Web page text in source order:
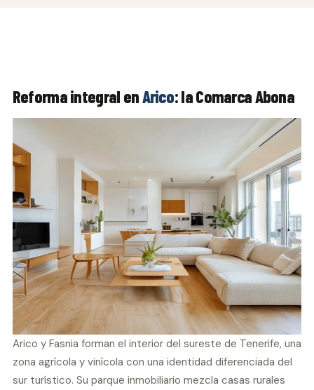
Reforma integral enArico: la Comarca Abona
Arico y Fasnia forman el interior del sureste de Tenerife, una
zona agrícola y vinícola con una identidad diferenciada del
sur turístico. Su parque inmobiliario mezcla casas rurales